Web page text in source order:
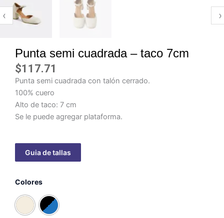
‹ ›
Punta semi cuadrada – taco 7cm
$117.71
Punta semi cuadrada con talón cerrado.
100% cuero
Alto de taco: 7 cm
Se le puede agregar plataforma.
Colores
semi
cuadrada
-
taco